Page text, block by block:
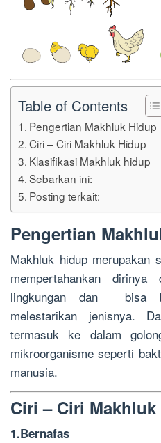
Table of Contents
Pengertian Makhluk Hidup
Ciri – Ciri Makhluk Hidup
Klasifikasi Makhluk hidup
Sebarkan ini:
Posting terkait:
Pengertian
Makhluk hidup merupakan
mempertahankan
lingkungan dan bisa
melestarikan jenisnya.
termasuk ke dalam
mikroorganisme seperti
manusia.
Ciri – Ciri
1.Bernafas